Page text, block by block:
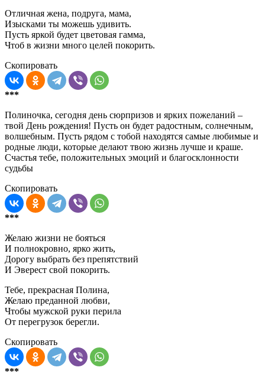
Отличная жена, подруга, мама,
Изысками ты можешь удивить.
Пусть яркой будет цветовая гамма,
Чтоб в жизни много целей покорить.
Скопировать
***
Полиночка, сегодня день сюрпризов и ярких пожеланий –
твой День рождения! Пусть он будет радостным, солнечным,
волшебным. Пусть рядом с тобой находятся самые любимые и
родные люди, которые делают твою жизнь лучше и краше.
Счастья тебе, положительных эмоций и благосклонности
судьбы
Скопировать
***
Желаю жизни не бояться
И полнокровно, ярко жить,
Дорогу выбрать без препятствий
И Эверест свой покорить.
Тебе, прекрасная Полина,
Желаю преданной любви,
Чтобы мужской руки перила
От перегрузок берегли.
Скопировать
***